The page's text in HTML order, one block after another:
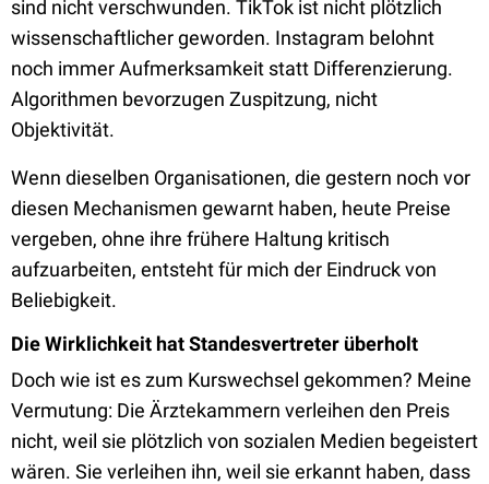
sind nicht verschwunden. TikTok ist nicht plötzlich
wissenschaftlicher geworden. Instagram belohnt
noch immer Aufmerksamkeit statt Differenzierung.
Algorithmen bevorzugen Zuspitzung, nicht
Objektivität.
Wenn dieselben Organisationen, die gestern noch vor
diesen Mechanismen gewarnt haben, heute Preise
vergeben, ohne ihre frühere Haltung kritisch
aufzuarbeiten, entsteht für mich der Eindruck von
Beliebigkeit.
Die Wirklichkeit hat Standesvertreter überholt
Doch wie ist es zum Kurswechsel gekommen? Meine
Vermutung: Die Ärztekammern verleihen den Preis
nicht, weil sie plötzlich von sozialen Medien begeistert
wären. Sie verleihen ihn, weil sie erkannt haben, dass